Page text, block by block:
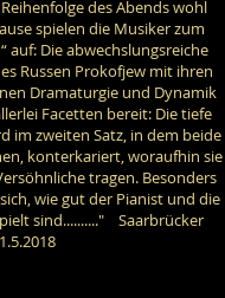
des Abends wohl
spielen die Musiker zum
auf: Die abwechslungsreiche
Russen Prokofjew mit ihren
Dramaturgie und Dynamik
Facetten bereit: Die tiefe
im zweiten Satz, in dem beide
konterkariert, woraufhin sie
tragen. Besonders
wie gut der Pianist und die
sind.........." Saarbrücker